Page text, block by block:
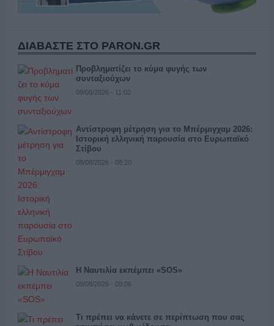
ΔΙΑΒΑΣΤΕ ΣΤΟ PARON.GR
Προβληματίζει το κύμα φυγής των
συνταξιούχων
08/08/2026 - 11:02
Αντίστροφη μέτρηση για το Μπέρμιγχαμ 2026:
Ιστορική ελληνική παρουσία στο Ευρωπαϊκό
Στίβου
08/08/2026 - 08:20
Η Ναυτιλία εκπέμπει «SOS»
08/08/2026 - 08:06
Τι πρέπει να κάνετε σε περίπτωση που σας